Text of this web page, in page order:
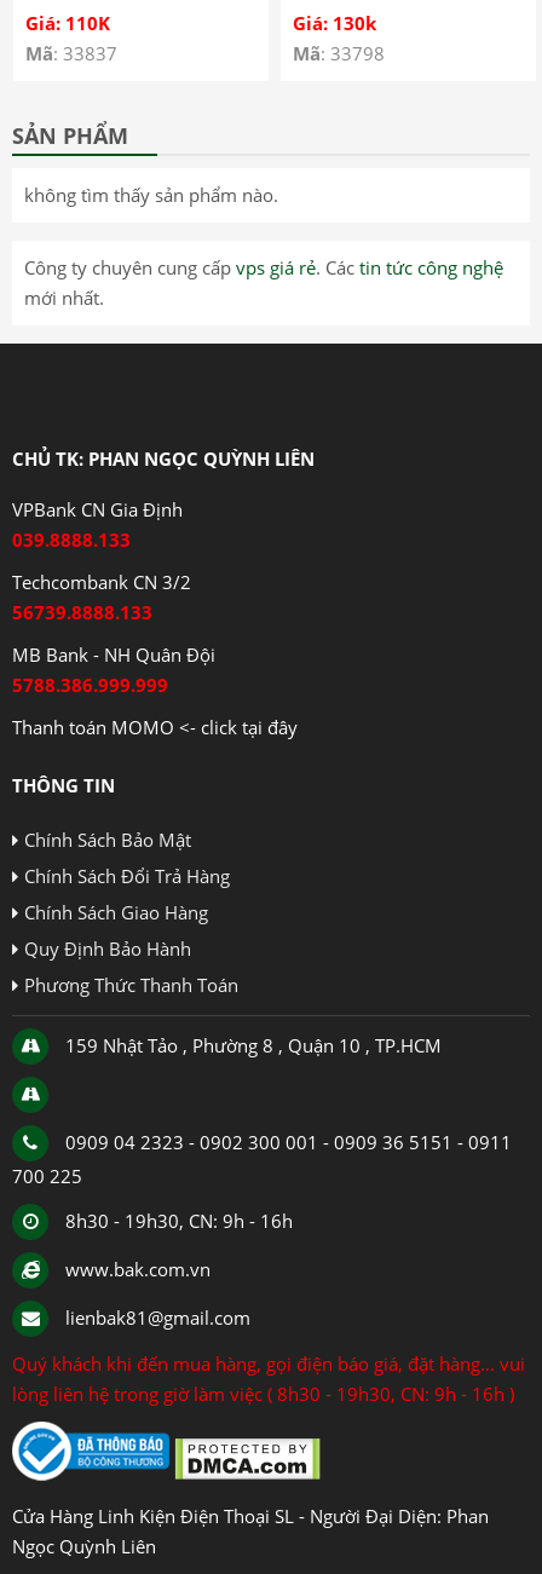
Giá: 110K
Mã: 33837
Giá: 130k
Mã: 33798
SẢN PHẨM
không tìm thấy sản phẩm nào.
Công ty chuyên cung cấp vps giá rẻ. Các tin tức công nghệ
mới nhất.
CHỦ TK: PHAN NGỌC QUỲNH LIÊN
VPBank CN Gia Định
039.8888.133
Techcombank CN 3/2
56739.8888.133
MB Bank - NH Quân Đội
5788.386.999.999
Thanh toán MOMO <- click tại đây
THÔNG TIN
Chính Sách Bảo Mật
Chính Sách Đổi Trả Hàng
Chính Sách Giao Hàng
Quy Định Bảo Hành
Phương Thức Thanh Toán
159 Nhật Tảo , Phường 8 , Quận 10 , TP.HCM
0909 04 2323 - 0902 300 001 - 0909 36 5151 - 0911
700 225
8h30 - 19h30, CN: 9h - 16h
www.bak.com.vn
lienbak81@gmail.com
Quý khách khi đến mua hàng, gọi điện báo giá, đặt hàng... vui
lòng liên hệ trong giờ làm việc ( 8h30 - 19h30, CN: 9h - 16h )
Cửa Hàng Linh Kiện Điện Thoại SL - Người Đại Diện: Phan
Ngọc Quỳnh Liên